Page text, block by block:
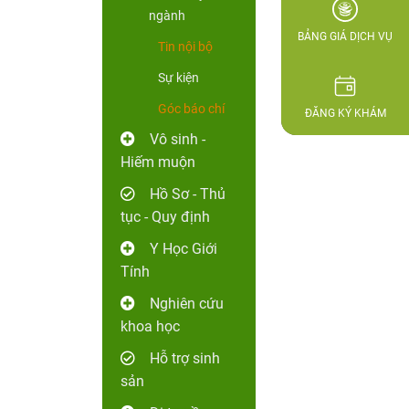
ngành
Tin nội bộ
Sự kiện
Góc báo chí
Vô sinh -
Hiếm muộn
Hồ Sơ - Thủ
tục - Quy định
Y Học Giới
Tính
Nghiên cứu
khoa học
Hỗ trợ sinh
sản
BẢNG GIÁ DỊCH VỤ
ĐĂNG KÝ KHÁM